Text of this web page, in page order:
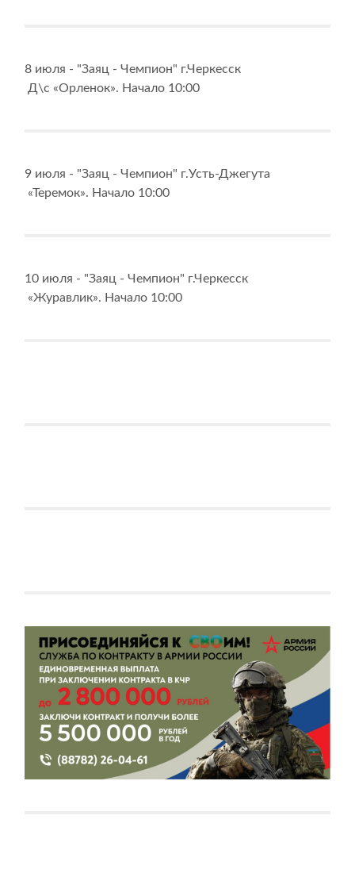
8 июля - "Заяц - Чемпион" г.Черкесск
Д\с «Орленок». Начало 10:00
9 июля - "Заяц - Чемпион" г.Усть-Джегута
«Теремок». Начало 10:00
10 июля - "Заяц - Чемпион" г.Черкесск
«Журавлик». Начало 10:00